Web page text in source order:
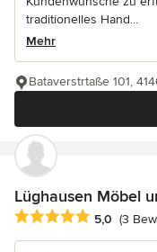
traditionelles Hand...
Mehr
Bataverstrtaße 101,
Lüghausen Möbel
Durchschnittliche
5,0 (3